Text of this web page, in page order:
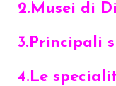
2.Musei di
3.Principali
4.Le